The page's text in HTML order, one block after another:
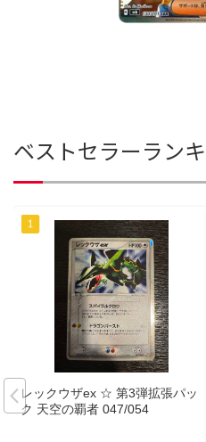
ベストセラーラン
レックウザex ☆ 第3弾拡張パッ
ク 天空の覇者 047/054